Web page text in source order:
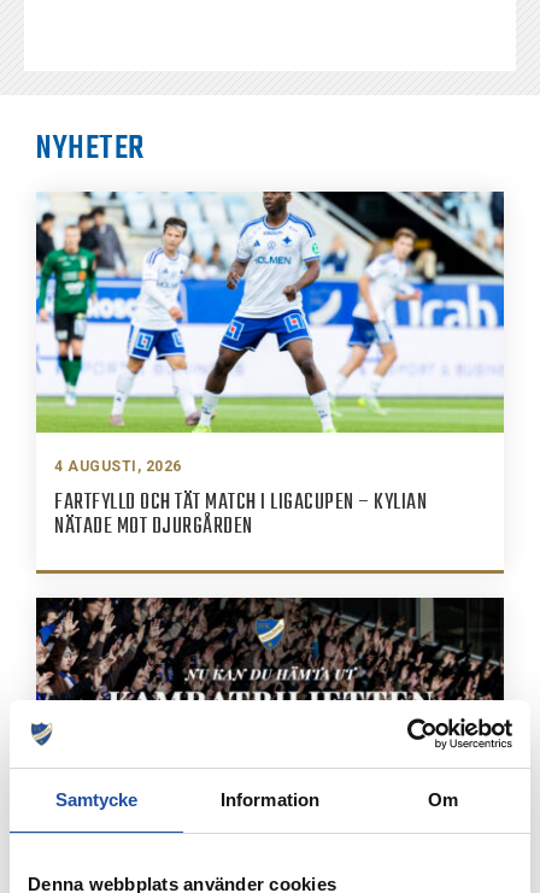
Samtycke Information Om
Denna webbplats använder cookies
NYHETER
4 AUGUSTI, 2026
FARTFYLLD OCH TÄT MATCH I LIGACUPEN – KYLIAN
NÄTADE MOT DJURGÅRDEN